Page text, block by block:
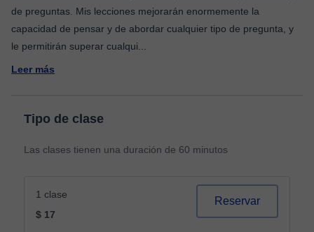
de preguntas. Mis lecciones mejorarán enormemente la
capacidad de pensar y de abordar cualquier tipo de pregunta, y
le permitirán superar cualqui
Leer más
Tipo de clase
Las clases tienen una duración de 60 minutos
1 clase
$ 17
Reservar